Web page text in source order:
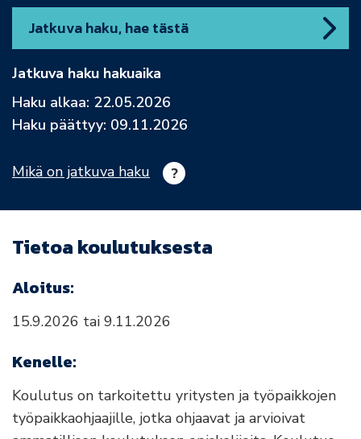
Jatkuva haku, hae tästä
Jatkuva haku hakuaika
Haku alkaa: 22.05.2026
Haku päättyy: 09.11.2026
Mikä on jatkuva haku
Tietoa koulutuksesta
Aloitus:
15.9.2026 tai 9.11.2026
Kenelle:
Koulutus on tarkoitettu yritysten ja työpaikkojen
työpaikkaohjaajille, jotka ohjaavat ja arvioivat